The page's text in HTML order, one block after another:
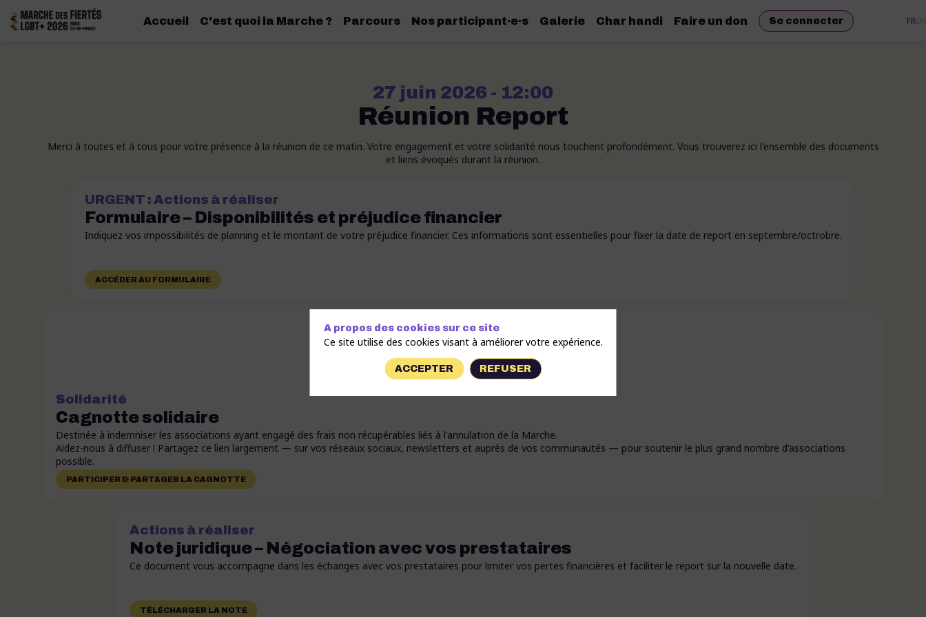
Accueil C'est quoi la Marche ? Parcours Nos participant·e·s Galerie Char handi Faire un don Se connecter FR
27 juin 2026 - 12:00
Réunion Report
Merci à toutes et à tous pour votre présence à la réunion de ce matin. Votre engagement et votre solidarité nous touchent profondément. Vous trouverez ici l'ensemble des documents
et liens évoqués durant la réunion.
URGENT : Actions à réaliser
Formulaire – Disponibilités et préjudice financier
Indiquez vos impossibilités de planning et le montant de votre préjudice financier. Ces informations sont essentielles pour fixer la date de report en septembre/octrobre.
ACCÉDER AU FORMULAIRE
Solidarité
Cagnotte solidaire
Destinée à indemniser les associations ayant engagé des frais non récupérables liés à l'annulation de la Marche.
Aidez-nous à diffuser ! Partagez ce lien largement — sur vos réseaux sociaux, newsletters et auprès de vos communautés — pour soutenir le plus grand nombre d'associations
possible.
PARTICIPER & PARTAGER LA CAGNOTTE
Actions à réaliser
Note juridique – Négociation avec vos prestataires
Ce document vous accompagne dans les échanges avec vos prestataires pour limiter vos pertes financières et faciliter le report sur la nouvelle date.
TÉLÉCHARGER LA NOTE
A propos des cookies sur ce site
Ce site utilise des cookies visant à améliorer votre expérience.
ACCEPTER REFUSER